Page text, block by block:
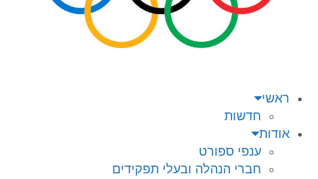
ראשי
חדשות
אודות
ענפי ספורט
חברי הנהלה ובעלי תפקידים